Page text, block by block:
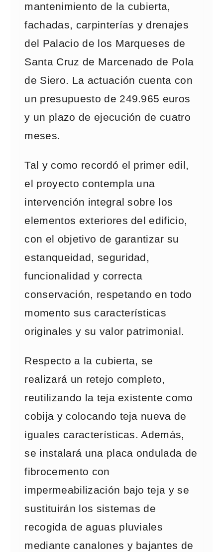
mantenimiento de la cubierta,
fachadas, carpinterías y drenajes
del Palacio de los Marqueses de
Santa Cruz de Marcenado de Pola
de Siero. La actuación cuenta con
un presupuesto de 249.965 euros
y un plazo de ejecución de cuatro
meses.
Tal y como recordó el primer edil,
el proyecto contempla una
intervención integral sobre los
elementos exteriores del edificio,
con el objetivo de garantizar su
estanqueidad, seguridad,
funcionalidad y correcta
conservación, respetando en todo
momento sus características
originales y su valor patrimonial.
Respecto a la cubierta, se
realizará un retejo completo,
reutilizando la teja existente como
cobija y colocando teja nueva de
iguales características. Además,
se instalará una placa ondulada de
fibrocemento con
impermeabilización bajo teja y se
sustituirán los sistemas de
recogida de aguas pluviales
mediante canalones y bajantes de